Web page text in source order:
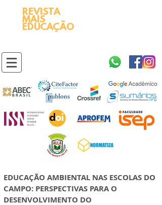
REVISTA
MAIS
EDUCAÇÃO
EDUCAÇÃO AMBIENTAL NAS ESCOLAS DO
CAMPO: PERSPECTIVAS PARA O
DESENVOLVIMENTO DO